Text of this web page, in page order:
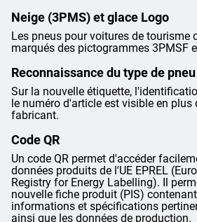
Neige (3PMS) et glace Logo
Les pneus pour voitures de tourisme
marqués des pictogrammes 3PMSF
Reconnaissance du type de pneu
Sur la nouvelle étiquette,
le numéro d'article est visible en
fabricant.
Code QR
Un code QR permet d'accéder
données produits de l'UE EPREL
Registry for Energy Labelling). Il
nouvelle fiche produit (PIS)
informations et spécifications
ainsi que les données de production.